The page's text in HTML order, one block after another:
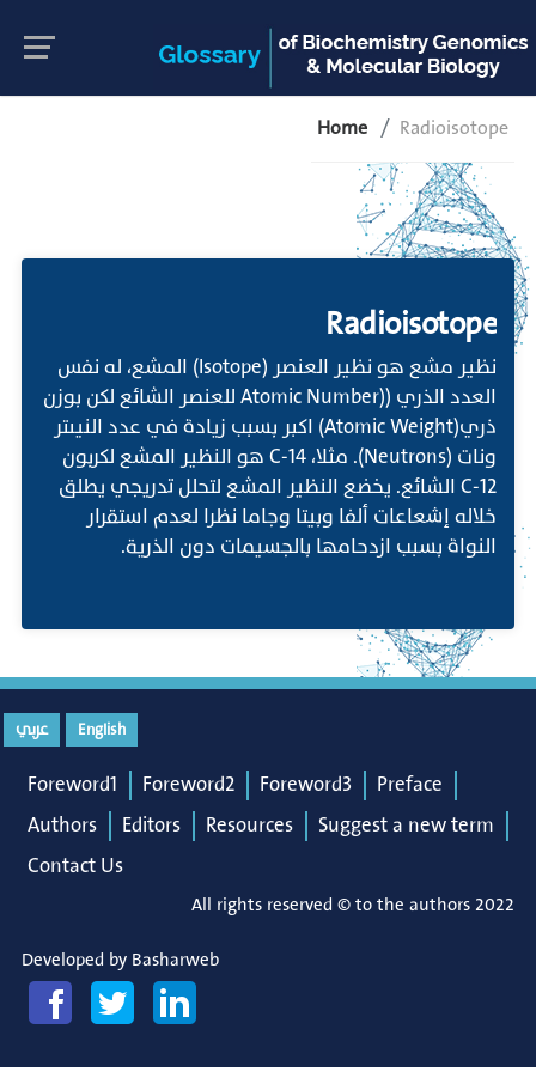
Home Radioisotope
Radioisotope
نظير مشع هو نظير العنصر (Isotope) المشع، له نفس
العدد الذري ((Atomic Number للعنصر الشائع لكن بوزن
ذري(Atomic Weight) اكبر بسبب زيادة في عدد النيىتر
ونات (Neutrons). مثلا، C-14 هو النظير المشع لكربون
C-12 الشائع. يخضع النظير المشع لتحلل تدريجي يطلق
خلاله إشعاعات ألفا وبيتا وجاما نظرا لعدم استقرار
النواة بسبب ازدحامها بالجسيمات دون الذرية.
English عربي
Foreword1 Foreword2 Foreword3
Preface
Authors
Editors Resources
Suggest a new term
Contact Us
All rights reserved © to the authors 2022
Developed by Basharweb